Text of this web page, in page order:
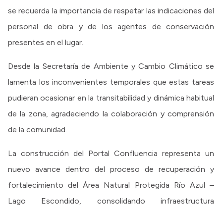
se recuerda la importancia de respetar las indicaciones del
personal de obra y de los agentes de conservación
presentes en el lugar.
Desde la Secretaría de Ambiente y Cambio Climático se
lamenta los inconvenientes temporales que estas tareas
pudieran ocasionar en la transitabilidad y dinámica habitual
de la zona, agradeciendo la colaboración y comprensión
de la comunidad.
La construcción del Portal Confluencia representa un
nuevo avance dentro del proceso de recuperación y
fortalecimiento del Área Natural Protegida Río Azul –
Lago Escondido, consolidando infraestructura